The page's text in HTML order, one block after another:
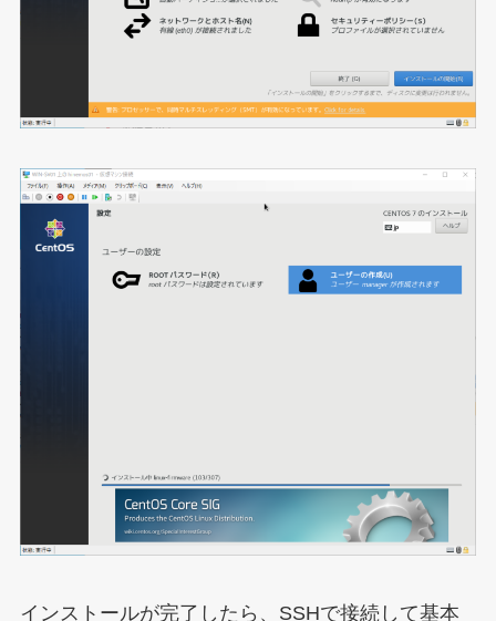
インストールが完了したら、SSHで接続して基本